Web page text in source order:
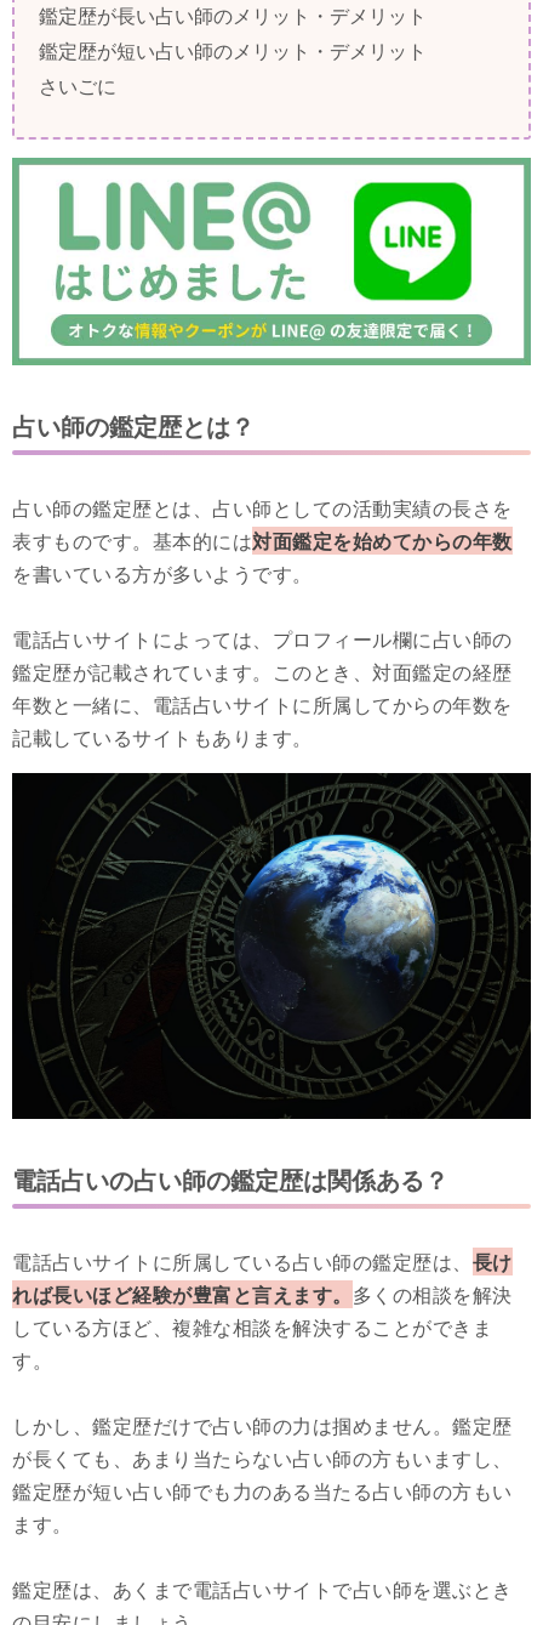
鑑定歴が長い占い師のメリット・デメリット
鑑定歴が短い占い師のメリット・デメリット
さいごに
占い師の鑑定歴とは？
占い師の鑑定歴とは、占い師としての活動実績の長さを
表すものです。基本的には対面鑑定を始めてからの年数
を書いている方が多いようです。
電話占いサイトによっては、プロフィール欄に占い師の
鑑定歴が記載されています。このとき、対面鑑定の経歴
年数と一緒に、電話占いサイトに所属してからの年数を
記載しているサイトもあります。
電話占いの占い師の鑑定歴は関係ある？
電話占いサイトに所属している占い師の鑑定歴は、 長け
れば長いほど経験が豊富と言えます。 多くの相談を解決
している方ほど、複雑な相談を解決することができま
す。
しかし、鑑定歴だけで占い師の力は掴めません。鑑定歴
が長くても、あまり当たらない占い師の方もいますし、
鑑定歴が短い占い師でも力のある当たる占い師の方もい
ます。
鑑定歴は、あくまで電話占いサイトで占い師を選ぶとき